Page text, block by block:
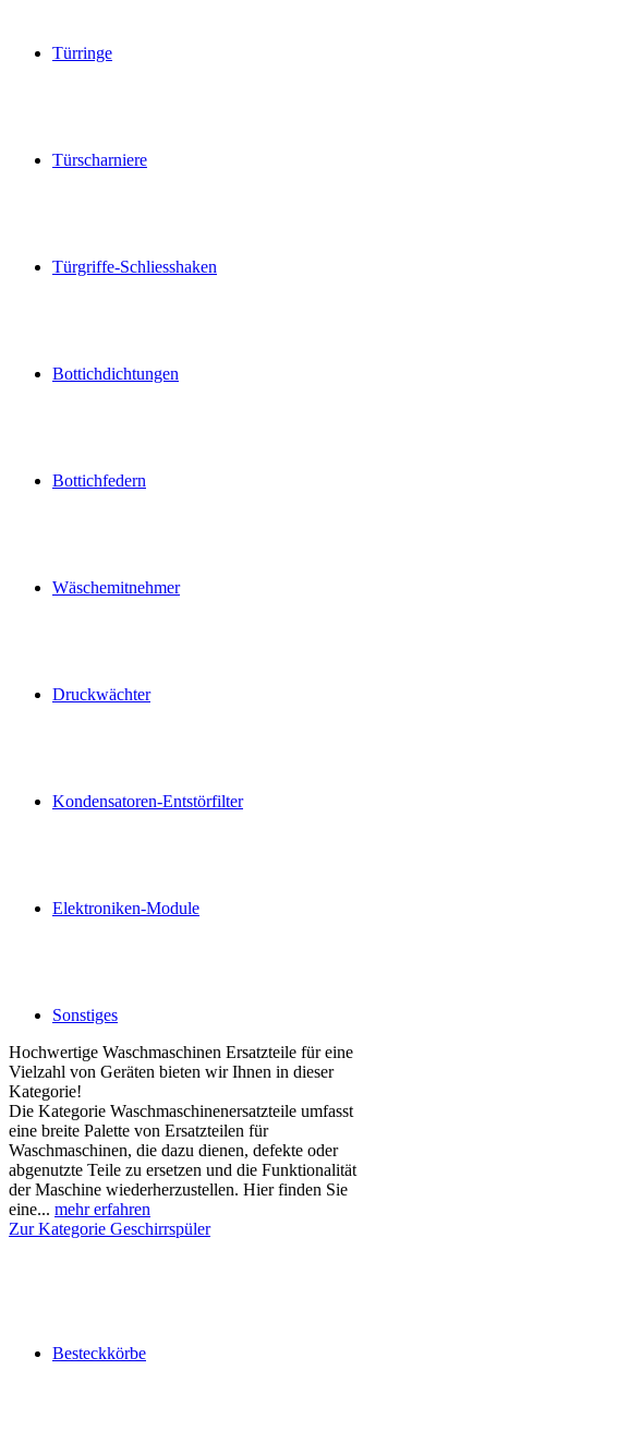
Türringe
Türscharniere
Türgriffe-Schliesshaken
Bottichdichtungen
Bottichfedern
Wäschemitnehmer
Druckwächter
Kondensatoren-Entstörfilter
Elektroniken-Module
Sonstiges
Hochwertige Waschmaschinen Ersatzteile für eine
Vielzahl von Geräten bieten wir Ihnen in dieser
Kategorie!
Die Kategorie Waschmaschinenersatzteile umfasst
eine breite Palette von Ersatzteilen für
Waschmaschinen, die dazu dienen, defekte oder
abgenutzte Teile zu ersetzen und die Funktionalität
der Maschine wiederherzustellen. Hier finden Sie
eine... mehr erfahren
Zur Kategorie Geschirrspüler
Besteckkörbe